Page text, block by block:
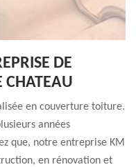
DE
CHATEAU
en couverture toiture.
années
que, notre entreprise KM
en rénovation et